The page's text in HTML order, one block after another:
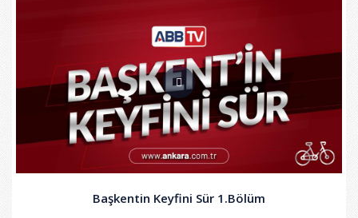
Başkentin Keyfini Sür 1.Bölüm